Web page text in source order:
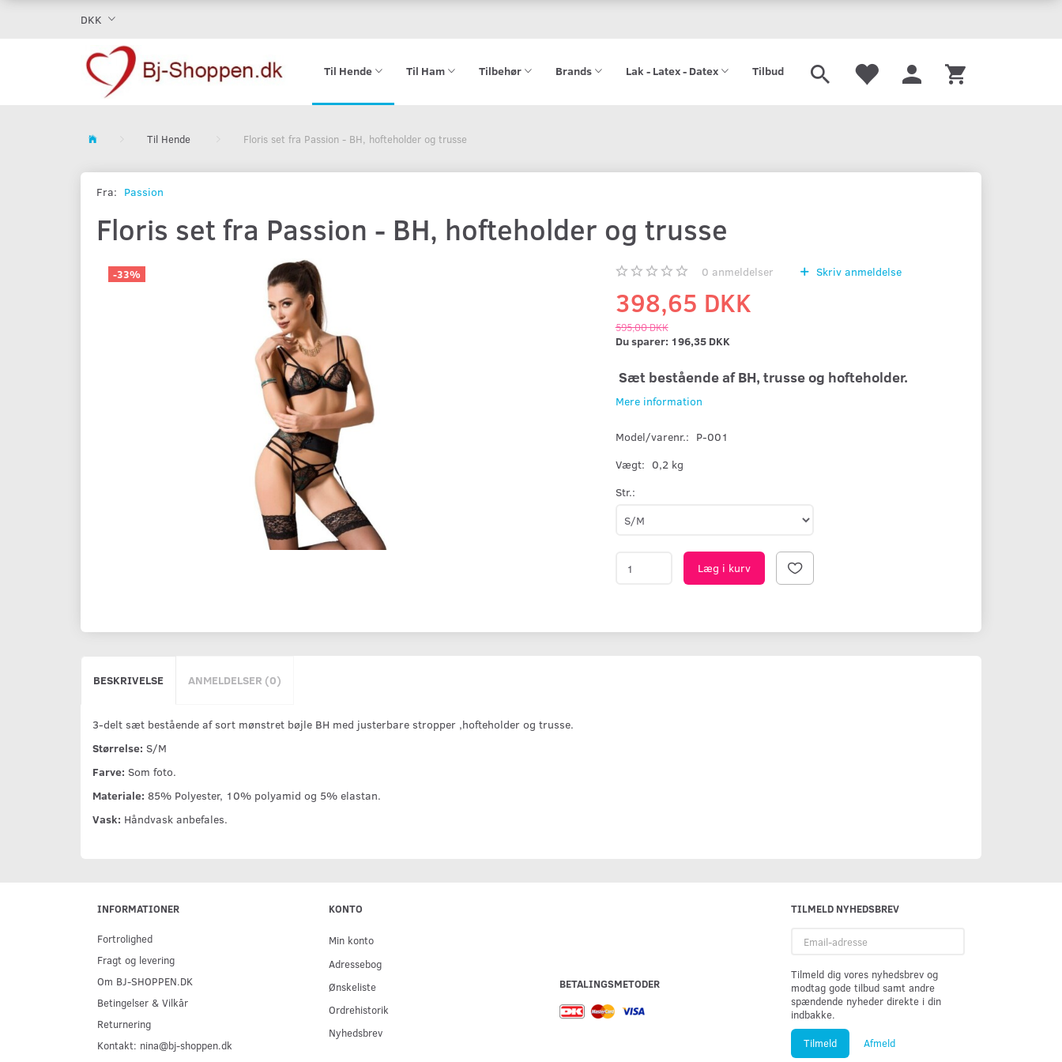
DKK
Til Hende Til Ham Tilbehør Brands Lak - Latex - Datex Tilbud
Til Hende Floris set fra Passion - BH, hofteholder og trusse
Fra: Passion
Floris set fra Passion - BH, hofteholder og trusse
-33% 0 anmeldelser Skriv anmeldelse
398,65 DKK
595,00 DKK
Du sparer: 196,35 DKK
Sæt bestående af BH, trusse og hofteholder.
Mere information
Model/varenr.: P-001
Vægt: 0,2 kg
Str.:
Læg i kurv
BESKRIVELSE ANMELDELSER (0)
3-delt sæt bestående af sort mønstret bøjle BH med justerbare stropper ,hofteholder og trusse.
Størrelse: S/M
Farve: Som foto.
Materiale: 85% Polyester, 10% polyamid og 5% elastan.
Vask: Håndvask anbefales.
INFORMATIONER
Fortrolighed
Fragt og levering
Om BJ-SHOPPEN.DK
Betingelser & Vilkår
Returnering
Kontakt: nina@bj-shoppen.dk
KONTO
Min konto
Adressebog
Ønskeliste
Ordrehistorik
Nyhedsbrev
BETALINGSMETODER
TILMELD NYHEDSBREV
adresse
Tilmeld dig vores nyhedsbrev og
modtag gode tilbud samt andre
spændende nyheder direkte i din
indbakke.
Tilmeld Afmeld